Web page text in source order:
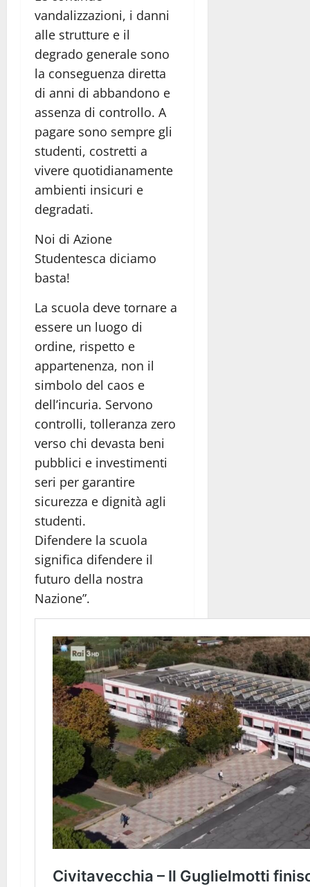
vandalizzazioni, i danni
alle strutture e il
degrado generale sono
la conseguenza diretta
di anni di abbandono e
assenza di controllo. A
pagare sono sempre gli
studenti, costretti a
vivere quotidianamente
ambienti insicuri e
degradati.
Noi di Azione
Studentesca diciamo
basta!
La scuola deve tornare a
essere un luogo di
ordine, rispetto e
appartenenza, non il
simbolo del caos e
dell’incuria. Servono
controlli, tolleranza zero
verso chi devasta beni
pubblici e investimenti
seri per garantire
sicurezza e dignità agli
studenti.
Difendere la scuola
significa difendere il
futuro della nostra
Nazione”.